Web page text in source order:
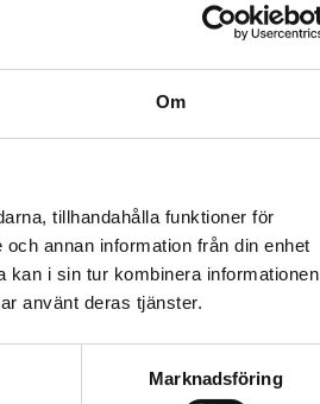
Om
tillhandahålla funktioner för
annan information från din enhet
i sin tur kombinera informationen
använt deras tjänster.
Marknadsföring
kronor exkl moms för ej
lärarledd Online + lärarledd
-